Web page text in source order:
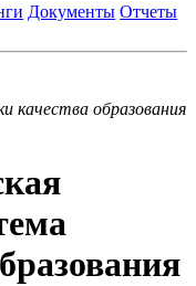
Документы Отчеты
качества образования